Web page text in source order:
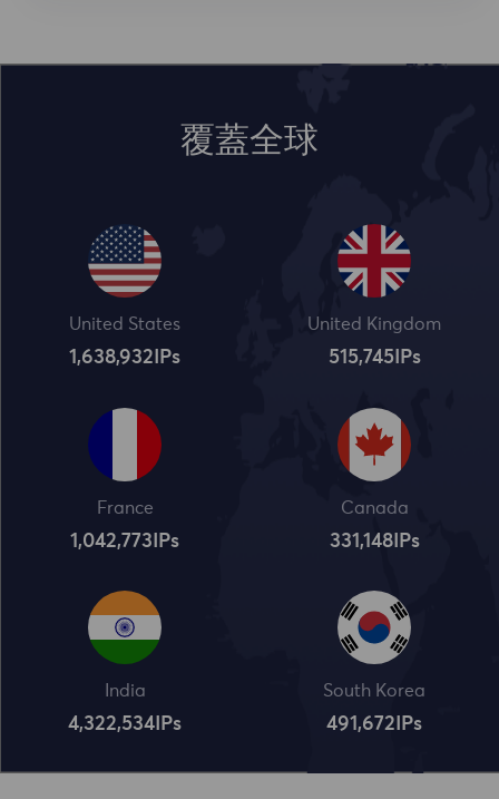
覆蓋全球
United States
1,638,932 IPs
United Kingdom
515,745IPs
France
1,042,773 IPs
Canada
331,148IPs
India
4,322,534 IPs
South Korea
491,672 IPs